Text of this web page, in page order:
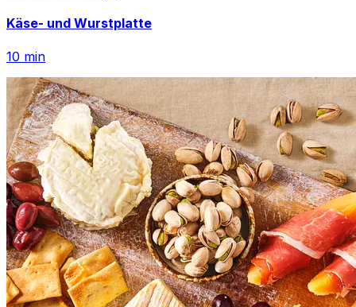
Käse- und Wurstplatte
10 min